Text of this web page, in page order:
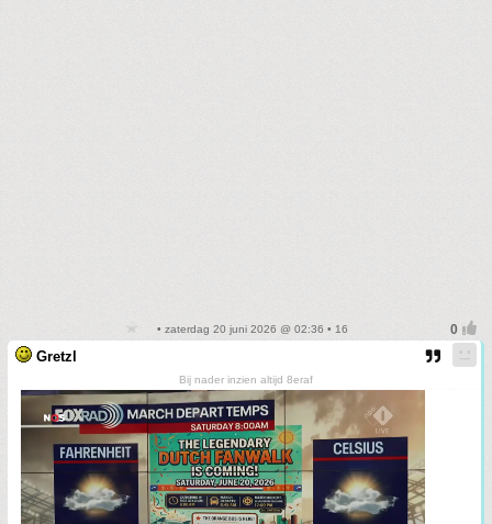
• zaterdag 20 juni 2026 @ 02:36 • 16
Gretzl
Bij nader inzien altijd 8eraf